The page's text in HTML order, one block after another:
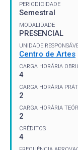
PERIODICIDADE
Semestral
MODALIDADE
PRESENCIAL
UNIDADE
Centro de Artes
CARGA HORÁRIA
4
CARGA HORÁRIA
2
CARGA HORÁRIA
2
CRÉDITOS
4